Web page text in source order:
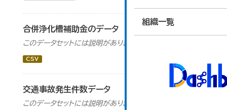
組織一覧
合併浄化槽補助金のデータ
このデータセットには説明がありません
CSV
交通事故発生件数データ
このデータセットには説明がありません